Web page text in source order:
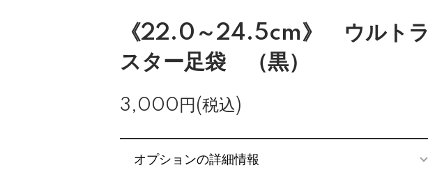
《22.0～24.5cm》 ウルトラ
スター足袋 （黒）
3,000円(税込)
オプションの詳細情報